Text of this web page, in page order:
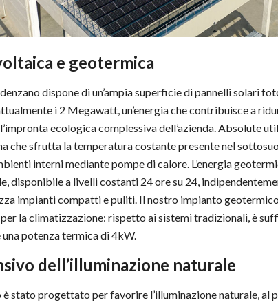
e geotermica
dispone di un’ampia superficie di pannelli solari
i 2 Megawatt, un’energia che contribuisce a
ecologica complessiva dell’azienda. Absolute
che sfrutta la temperatura costante presente nel
interni mediante pompe di calore. L’energia
disponibile a livelli costanti 24 ore su 24,
impianti compatti e puliti. Il nostro impianto
la climatizzazione: rispetto ai sistemi tradizionali, è
potenza termica di 4kW.
dell’illuminazione naturale
stato progettato per favorire l’illuminazione naturale, al